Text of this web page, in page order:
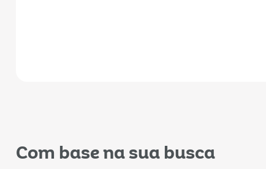
Com base na sua busca